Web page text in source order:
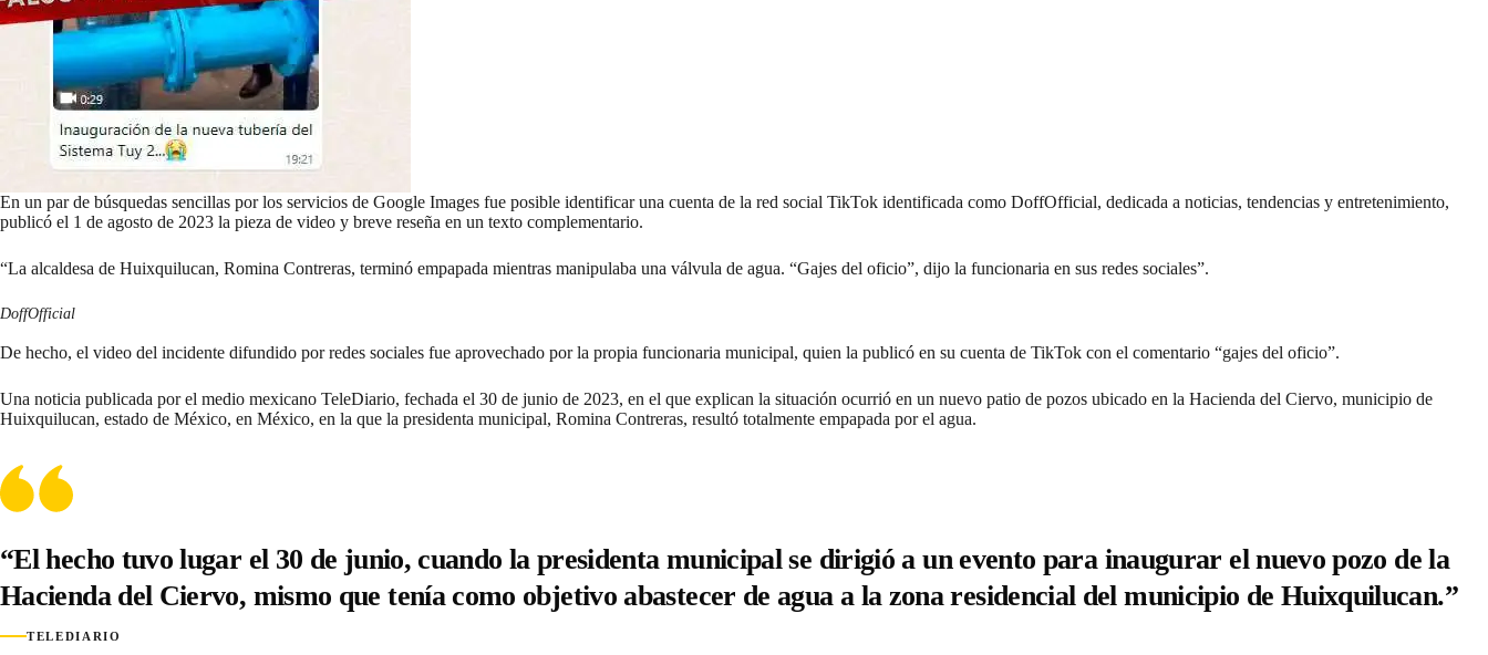
En un par de búsquedas sencillas por los servicios de Google Images fue posible identificar una cuenta de la red social TikTok identificada como DoffOfficial, dedicada a noticias, tendencias y entretenimiento,
publicó el 1 de agosto de 2023 la pieza de video y breve reseña en un texto complementario.
“La alcaldesa de Huixquilucan, Romina Contreras, terminó empapada mientras manipulaba una válvula de agua. “Gajes del oficio”, dijo la funcionaria en sus redes sociales”.
DoffOfficial
De hecho, el video del incidente difundido por redes sociales fue aprovechado por la propia funcionaria municipal, quien la publicó en su cuenta de TikTok con el comentario “gajes del oficio”.
Una noticia publicada por el medio mexicano TeleDiario, fechada el 30 de junio de 2023, en el que explican la situación ocurrió en un nuevo patio de pozos ubicado en la Hacienda del Ciervo, municipio de
Huixquilucan, estado de México, en México, en la que la presidenta municipal, Romina Contreras, resultó totalmente empapada por el agua.
“El hecho tuvo lugar el 30 de junio, cuando la presidenta municipal se dirigió a un evento para inaugurar el nuevo pozo de la
Hacienda del Ciervo, mismo que tenía como objetivo abastecer de agua a la zona residencial del municipio de Huixquilucan.”
TELEDIARIO